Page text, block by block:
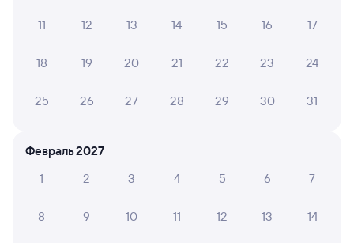
09 июня 2026 • Поезд 282С
10
08 июня 2026 • Поезд 282С
Отличный поезд, внимательные и вежливые
11 12 13 14 15 16 17
18 19 20 21 22 23 24
25 26 27 28 29 30 31
Февраль 2027
1
2 3 4 5 6 7
8 9 10 11 12 13 14